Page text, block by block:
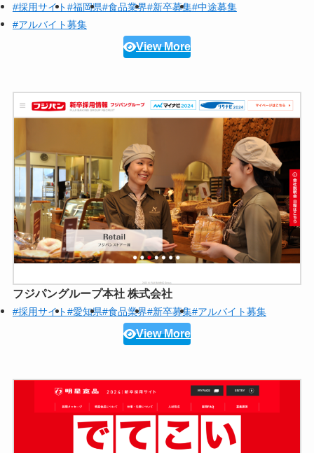
#採用サイト#福岡県#食品業界#新卒募集#中途募集
#アルバイト募集
View More
フジパングループ本社 株式会社
#採用サイト#愛知県#食品業界#新卒募集#アルバイト募集
View More